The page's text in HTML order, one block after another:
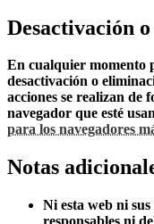
Desactivación
En cualquier momento
desactivación o
acciones se realizan de
navegador que esté
para los navegadores
Notas
Ni esta web ni sus